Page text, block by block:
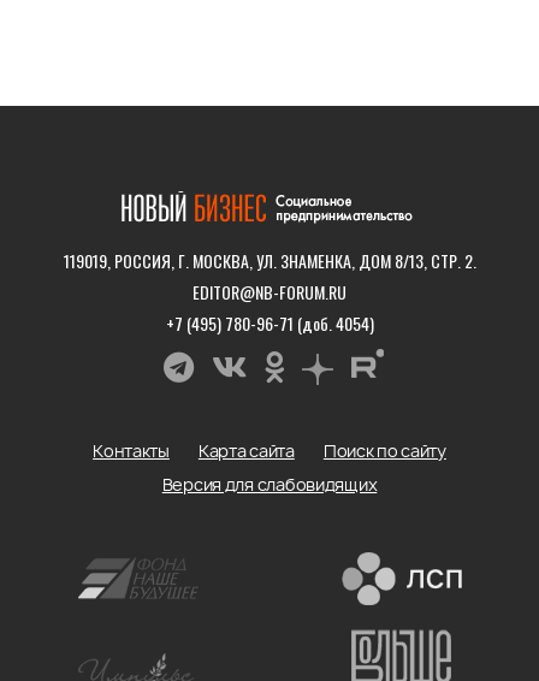
119019, РОССИЯ, Г. МОСКВА, УЛ. ЗНАМЕНКА, ДОМ 8/13, СТР. 2.
EDITOR@NB-FORUM.RU
+7 (495) 780-96-71 (доб. 4054)
Контакты Карта сайта
Поиск по сайту
Версия для слабовидящих